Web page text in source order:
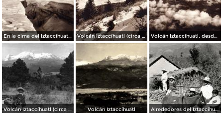
En la cima del Iztaccíhuatl (circa 1920) Volcán Iztaccíhuatl (circa 1920) Volcán Iztaccíhuatl, desde la cima del Popocatépetl (circa 1920)
Volcán Iztaccíhuatl (circa 1920) Volcán Iztaccíhuatl Alrededores del Iztaccíhuatl